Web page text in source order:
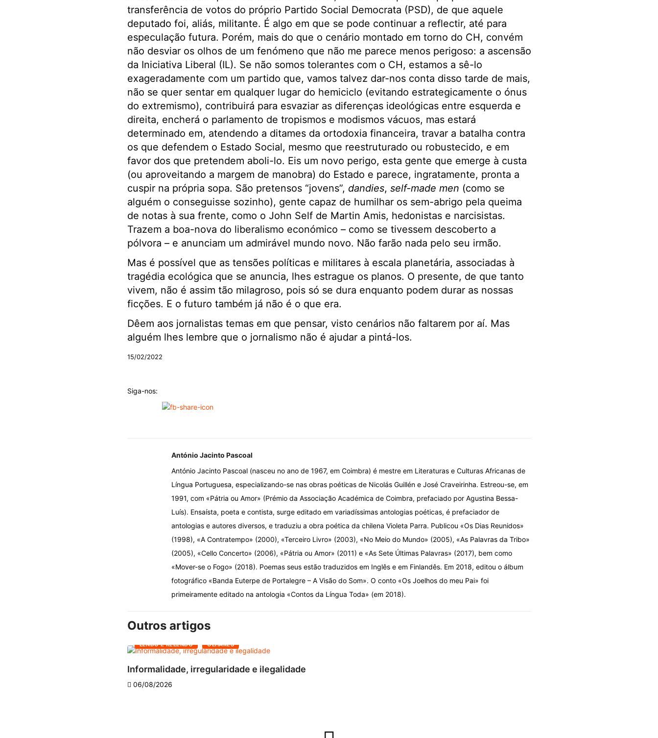
transferência de votos do próprio Partido Social Democrata (PSD), de que aquele
deputado foi, aliás, militante. É algo em que se pode continuar a reflectir, até para
especulação futura. Porém, mais do que o cenário montado em torno do CH, convém
não desviar os olhos de um fenómeno que não me parece menos perigoso: a ascensão
da Iniciativa Liberal (IL). Se não somos tolerantes com o CH, estamos a sê-lo
exageradamente com um partido que, vamos talvez dar-nos conta disso tarde de mais,
não se quer sentar em qualquer lugar do hemiciclo (evitando estrategicamente o ónus
do extremismo), contribuirá para esvaziar as diferenças ideológicas entre esquerda e
direita, encherá o parlamento de tropismos e modismos vácuos, mas estará
determinado em, atendendo a ditames da ortodoxia financeira, travar a batalha contra
os que defendem o Estado Social, mesmo que reestruturado ou robustecido, e em
favor dos que pretendem aboli-lo. Eis um novo perigo, esta gente que emerge à custa
(ou aproveitando a margem de manobra) do Estado e parece, ingratamente, pronta a
cuspir na própria sopa. São pretensos “jovens”, dandies, self-made men (como se
alguém o conseguisse sozinho), gente capaz de humilhar os sem-abrigo pela queima
de notas à sua frente, como o John Self de Martin Amis, hedonistas e narcisistas.
Trazem a boa-nova do liberalismo económico – como se tivessem descoberto a
pólvora – e anunciam um admirável mundo novo. Não farão nada pelo seu irmão.
Mas é possível que as tensões políticas e militares à escala planetária, associadas à
tragédia ecológica que se anuncia, lhes estrague os planos. O presente, de que tanto
vivem, não é assim tão milagroso, pois só se dura enquanto podem durar as nossas
ficções. E o futuro também já não é o que era.
Dêem aos jornalistas temas em que pensar, visto cenários não faltarem por aí. Mas
alguém lhes lembre que o jornalismo não é ajudar a pintá-los.
15/02/2022
Siga-nos:
António Jacinto Pascoal
António Jacinto Pascoal (nasceu no ano de 1967, em Coimbra) é mestre em Literaturas e Culturas Africanas de
Língua Portuguesa, especializando-se nas obras poéticas de Nicolás Guillén e José Craveirinha. Estreou-se, em
1991, com «Pátria ou Amor» (Prémio da Associação Académica de Coimbra, prefaciado por Agustina Bessa-
Luís). Ensaísta, poeta e contista, surge editado em variadíssimas antologias poéticas, é prefaciador de
antologias e autores diversos, e traduziu a obra poética da chilena Violeta Parra. Publicou «Os Dias Reunidos»
(1998), «A Contratempo» (2000), «Terceiro Livro» (2003), «No Meio do Mundo» (2005), «As Palavras da Tribo»
(2005), «Cello Concerto» (2006), «Pátria ou Amor» (2011) e «As Sete Últimas Palavras» (2017), bem como
«Mover-se o Fogo» (2018). Poemas seus estão traduzidos em Inglês e em Finlandês. Em 2018, editou o álbum
fotográfico «Banda Euterpe de Portalegre – A Visão do Som». O conto «Os Joelhos do meu Pai» foi
primeiramente editado na antologia «Contos da Língua Toda» (em 2018).
Outros artigos
LENDO E RELENDO OLHARES
Informalidade, irregularidade e ilegalidade
06/08/2026